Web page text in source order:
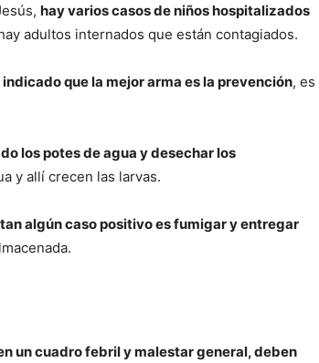
hay varios casos de niños hospitalizados
adultos internados que están contagiados.
que la mejor arma es la prevención, es
los potes de agua y desechar los
y allí crecen las larvas.
algún caso positivo es fumigar y entregar
un cuadro febril y malestar general, deben